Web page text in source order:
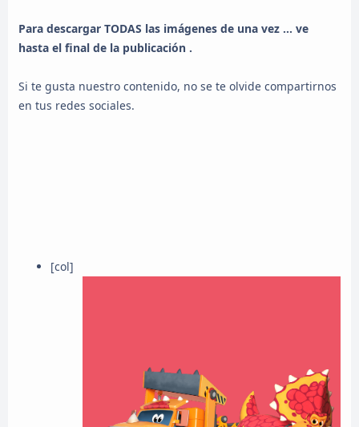
Para descargar TODAS las imágenes de una vez ... ve
hasta el final de la publicación .
Si te gusta nuestro contenido, no se te olvide compartirnos
en tus redes sociales.
[col]